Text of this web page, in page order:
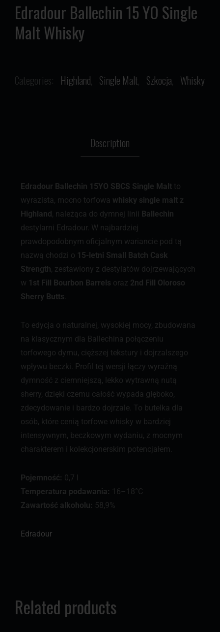
Edradour Ballechin 15 YO Single
Malt Whisky
Categories: Highland, Single Malt, Szkocja, Whisky
Description
Edradour Ballechin 15YO SBCS Single Malt to
wyrazista, mocno torfowa whisky single malt z
Highland, należąca do dymnej linii Ballechin
destylarni Edradour. W najbardziej
prawdopodobnym oficjalnym wariancie pod tą
nazwą chodzi o 15-letni Small Batch Cask
Strength, zestawiony z destylatów dojrzewających
w 1st Fill Bourbon Barrels oraz 2nd Fill Oloroso
Sherry Butts
To edycja o naturalnej, wysokiej mocy, zbudowana
na klasycznym dla Ballechina połączeniu
torfowego dymu, cięższej tekstury i dojrzalszego
wpływu beczki. Profil tej wersji łączy wyraźną
dymność z ciemniejszą, lekko wytrawną nutą
sherry, dzięki czemu całość wypada głęboko,
zdecydowanie i bardzo dojrzale. To butelka dla
osób, które cenią torfowe whisky w bardziej
intensywnym, beczkowym wydaniu, z mocnym
charakterem i kolekcjonerskim potencjałem.
Pojemność: 0,7 l
Temperatura podawania: 16–18°C
Zawartość alkoholu: 58,9%
Edradour
Related products